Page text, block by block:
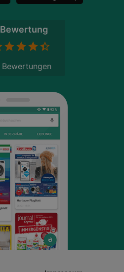
Bewertungen